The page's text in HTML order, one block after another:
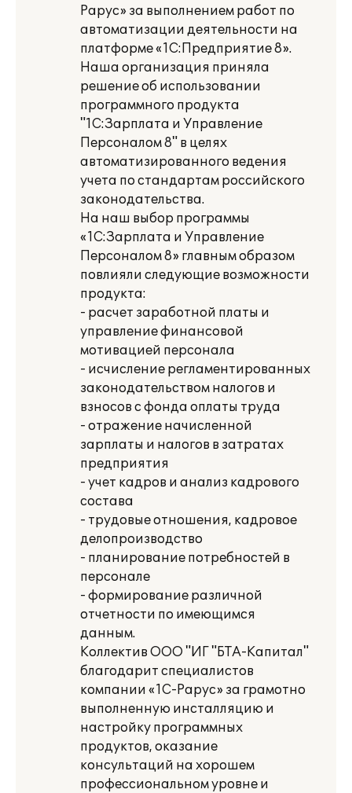
Рарус» за выполнением работ по
автоматизации деятельности на
платформе «1С:Предприятие 8».
Наша организация приняла
решение об использовании
программного продукта
"1С:Зарплата и Управление
Персоналом 8" в целях
автоматизированного ведения
учета по стандартам российского
законодательства.
На наш выбор программы
«1С:Зарплата и Управление
Персоналом 8» главным образом
повлияли следующие возможности
продукта:
- расчет заработной платы и
управление финансовой
мотивацией персонала
- исчисление регламентированных
законодательством налогов и
взносов с фонда оплаты труда
- отражение начисленной
зарплаты и налогов в затратах
предприятия
- учет кадров и анализ кадрового
состава
- трудовые отношения, кадровое
делопроизводство
- планирование потребностей в
персонале
- формирование различной
отчетности по имеющимся
данным.
Коллектив ООО "ИГ "БТА-Капитал"
благодарит специалистов
компании «1С-Рарус» за грамотно
выполненную инсталляцию и
настройку программных
продуктов, оказание
консультаций на хорошем
профессиональном уровне и